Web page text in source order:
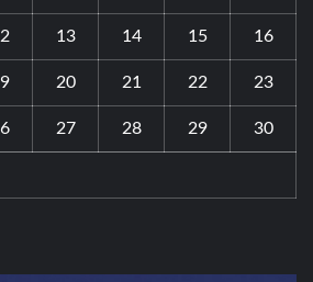
13 14 15 16
20 21 22 23
27 28 29 30